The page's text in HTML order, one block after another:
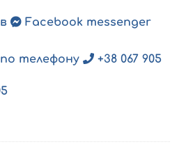
в Facebook messenger
телефону
+38 067 905